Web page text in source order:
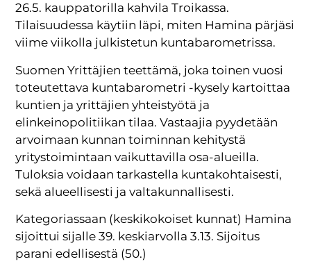
26.5. kauppatorilla kahvila Troikassa.
Tilaisuudessa käytiin läpi, miten Hamina pärjäsi
viime viikolla julkistetun kuntabarometrissa.
Suomen Yrittäjien teettämä, joka toinen vuosi
toteutettava kuntabarometri -kysely kartoittaa
kuntien ja yrittäjien yhteistyötä ja
elinkeinopolitiikan tilaa. Vastaajia pyydetään
arvoimaan kunnan toiminnan kehitystä
yritystoimintaan vaikuttavilla osa-alueilla.
Tuloksia voidaan tarkastella kuntakohtaisesti,
sekä alueellisesti ja valtakunnallisesti.
Kategoriassaan (keskikokoiset kunnat) Hamina
sijoittui sijalle 39. keskiarvolla 3.13. Sijoitus
parani edellisestä (50.)